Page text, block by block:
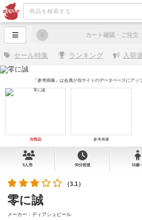
0 カート確認・ご注文
セール特集 ランキング 入荷
当商品 参考画像
「参考画像」は会員が当サイトのデータベースにアッ
5人用 90分前後 15歳
（3.1）
零に誠
メーカー：ディアシュピール